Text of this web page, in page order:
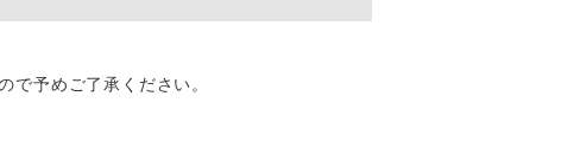
予めご了承ください。